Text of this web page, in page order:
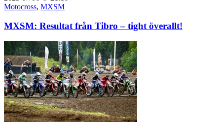
Motocross, MXSM
MXSM: Resultat från Tibro – tight överallt!